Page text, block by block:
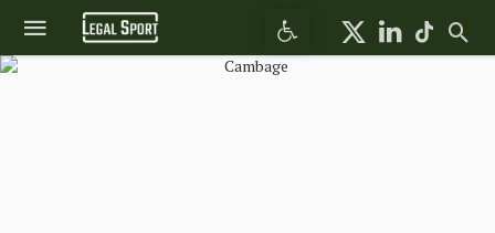
Abrir barra de herramientas